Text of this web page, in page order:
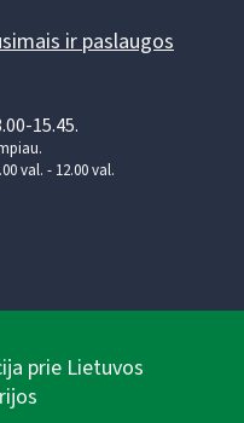
ir paslaugos
15.45.
val. - 12.00 val.
prie Lietuvos